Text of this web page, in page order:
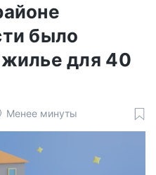
было
для 40
Менее минуты